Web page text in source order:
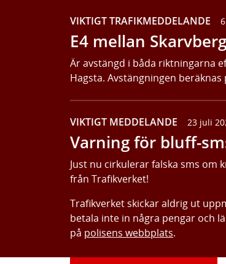
VIKTIGT TRAFIKMEDDELANDE
E4 mellan
Är avstängd i båda riktningarna
Hagsta. Avstängningen
VIKTIGT MEDDELANDE 23 juli
Varning för bluff-
Just nu cirkulerar falska sms om
från Trafikverket!
Trafikverket skickar aldrig ut
betala inte in några pengar och
på polisens webbplats.